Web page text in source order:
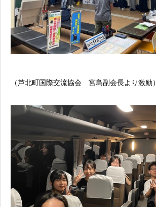
（芦北町国際交流協会 宮島副会長より激励）